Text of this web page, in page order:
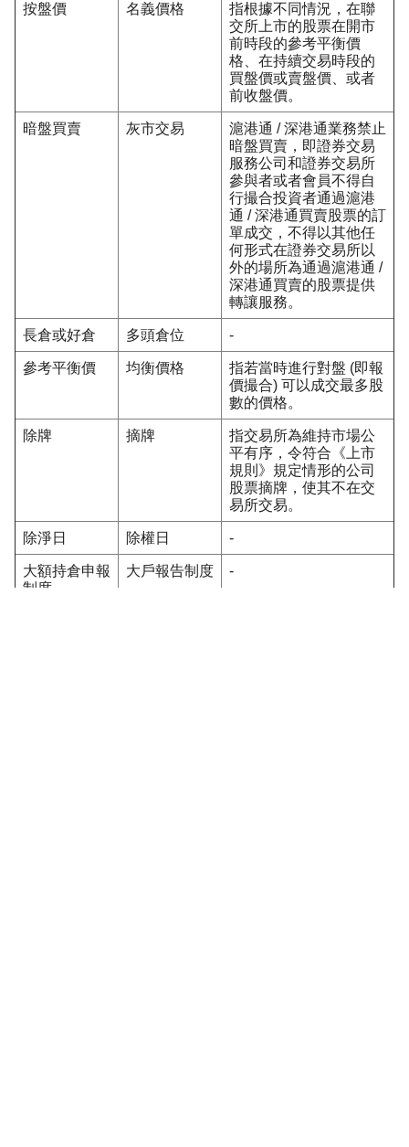
按盤價 名義價格
指根據不同情況，在聯
交所上市的股票在開市
前時段的參考平衡價
格、在持續交易時段的
買盤價或賣盤價、或者
前收盤價。
暗盤買賣 灰市交易
滬港通 / 深港通業務禁止
暗盤買賣，即證券交易
服務公司和證券交易所
參與者或者會員不得自
行撮合投資者通過滬港
通 / 深港通買賣股票的訂
單成交，不得以其他任
何形式在證券交易所以
外的場所為通過滬港通 /
深港通買賣的股票提供
轉讓服務。
長倉或好倉 多頭倉位 -
參考平衡價 均衡價格
指若當時進行對盤 (即報
價撮合) 可以成交最多股
數的價格。
除牌 摘牌
指交易所為維持市場公
平有序，令符合《上市
規則》規定情形的公司
股票摘牌，使其不在交
易所交易。
除淨日 除權日 -
大額持倉申報
制度
大戶報告制度 -